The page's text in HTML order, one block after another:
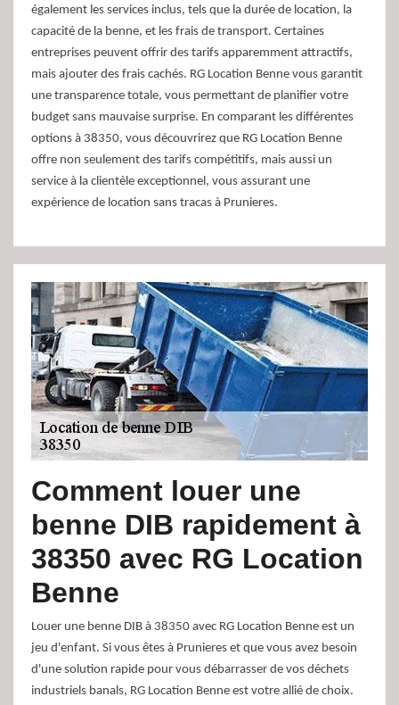
également les services inclus, tels que la durée de location, la
capacité de la benne, et les frais de transport. Certaines
entreprises peuvent offrir des tarifs apparemment attractifs,
mais ajouter des frais cachés. RG Location Benne vous garantit
une transparence totale, vous permettant de planifier votre
budget sans mauvaise surprise. En comparant les différentes
options à 38350, vous découvrirez que RG Location Benne
offre non seulement des tarifs compétitifs, mais aussi un
service à la clientèle exceptionnel, vous assurant une
expérience de location sans tracas à Prunieres.
Comment louer une
benne DIB rapidement à
38350 avec RG Location
Benne
Louer une benne DIB à 38350 avec RG Location Benne est un
jeu d'enfant. Si vous êtes à Prunieres et que vous avez besoin
d'une solution rapide pour vous débarrasser de vos déchets
industriels banals, RG Location Benne est votre allié de choix.